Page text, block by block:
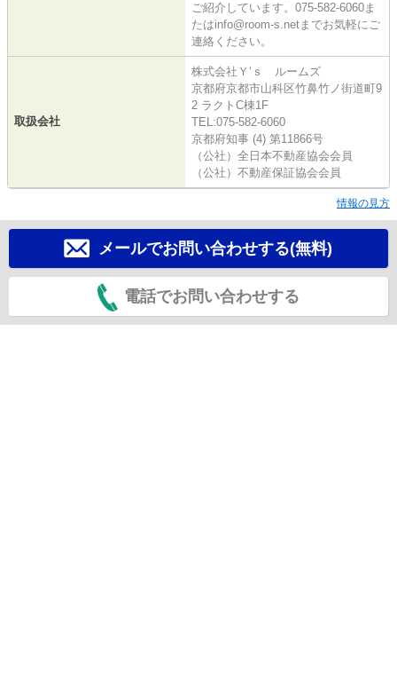
ご紹介しています。075-582-6060ま
たはinfo@room-s.netまでお気軽にご
連絡ください。
取扱会社
株式会社Ｙ‘ｓ ルームズ
京都府京都市山科区竹鼻竹ノ街道町9
2 ラクトC棟1F
TEL:075-582-6060
京都府知事 (4) 第11866号
（公社）全日本不動産協会会員
（公社）不動産保証協会会員
情報の見方
メールでお問い合わせする(無料)
電話でお問い合わせする